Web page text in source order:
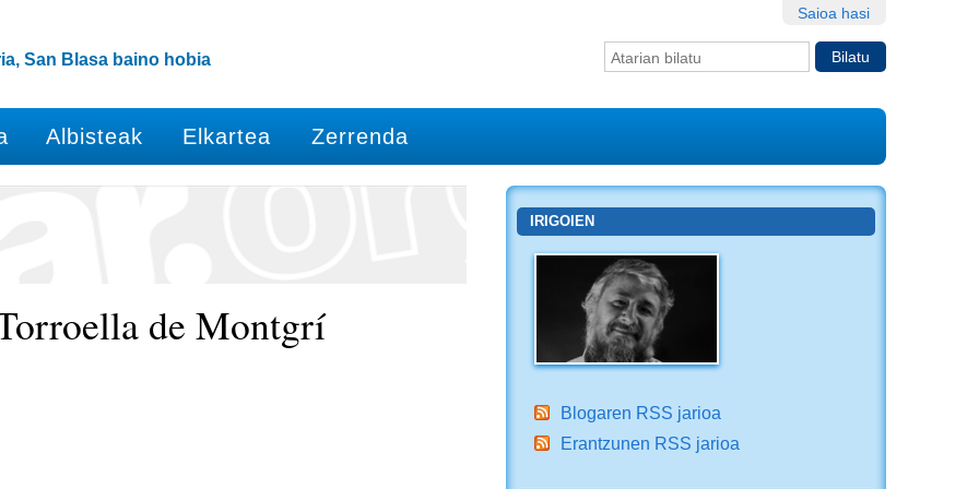
Saioa hasi
Bilatu atarian
San Blasa baino hobia
Albisteak Elkartea Zerrenda
de Montgrí
IRIGOIEN
Blogaren RSS jarioa
Erantzunen RSS jarioa